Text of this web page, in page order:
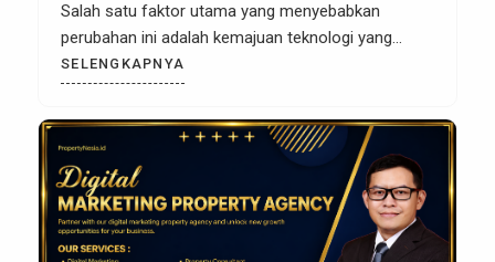
Salah satu faktor utama yang menyebabkan
perubahan ini adalah kemajuan teknologi yang
memungkinkan pengumpulan dan analisis data
secara real-time. Sebagai pengusaha atau agen
properti, memanfaatkan data dengan bijak kini
menjadi kunci untuk meraih kesuksesan dalam
pemasaran properti. Data bukan hanya sekadar
angka atau […]
SELENGKAPNYA